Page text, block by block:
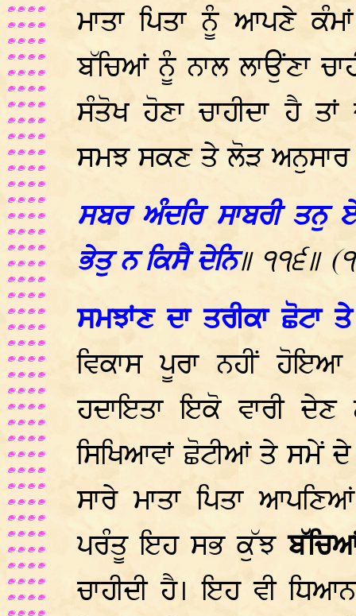
ਮਾਤਾ ਪਿਤਾ ਨੂੰ ਆਪਣੇ
ਬੱਚਿਆਂ ਨੂੰ ਨਾਲ ਲਾਉਂਣਾ
ਸੰਤੋਖ ਹੋਣਾ ਚਾਹੀਦਾ ਹੈ
ਸਮਝ ਸਕਣ ਤੇ ਲੋੜ ਅਨੁਸਾਰ
ਸਬਰ ਅੰਦਰਿ ਸਾਬਰੀ ਤਨੁ
ਭੇਤੁ ਨ ਕਿਸੈ ਦੇਨਿ॥ ੧੧੬॥
ਸਮਝਾਂਣ ਦਾ ਤਰੀਕਾ ਛੋਟਾ
ਵਿਕਾਸ ਪੂਰਾ ਨਹੀਂ
ਹਦਾਇਤਾ ਇਕੋ ਵਾਰੀ
ਸਿਖਿਆਵਾਂ ਛੋਟੀਆਂ ਤੇ ਸਮੇਂ
ਸਾਰੇ ਮਾਤਾ ਪਿਤਾ
ਪਰੰਤੂ ਇਹ ਸਭ ਕੁੱਝ
ਚਾਹੀਦੀ ਹੈ। ਇਹ ਵੀ